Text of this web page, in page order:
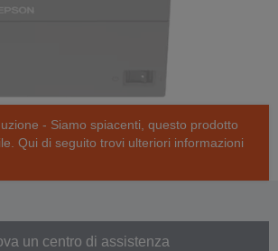
- Siamo spiacenti, questo prodotto
Qui di seguito trovi ulteriori informazioni
un centro di assistenza